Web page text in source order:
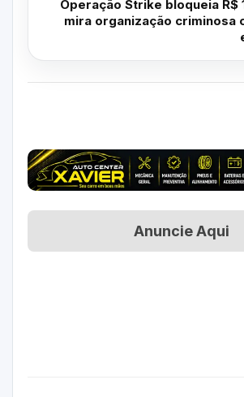
Operação Strike bloqueia R$
mira organização criminosa
Anuncie Aqui